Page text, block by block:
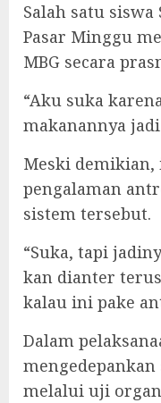
Salah satu siswa
Pasar Minggu
MBG secara
“Aku suka
makanannya
Meski demikian,
pengalaman
sistem tersebut.
“Suka, tapi
kan dianter
kalau ini pake
Dalam
melalui uji